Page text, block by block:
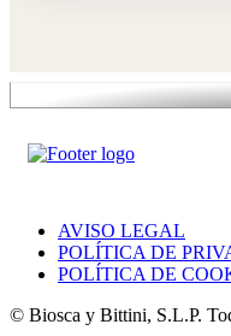
AVISO LEGAL
POLÍTICA DE
POLÍTICA DE
© Biosca y Bittini, S.L.P.